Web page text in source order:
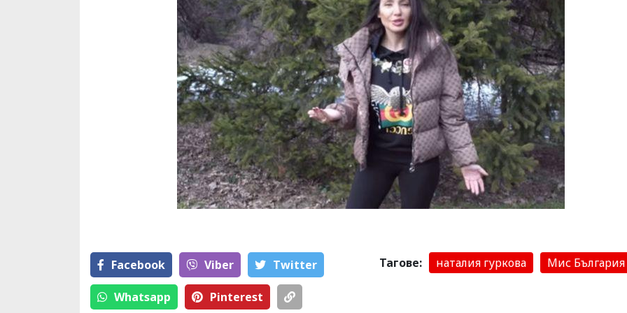
Facebook Viber Тwitter
Whatsapp Pinterest
Тагове: наталия гуркова Мис България